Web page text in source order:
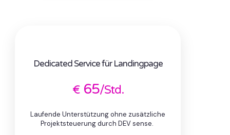
Dedicated Service für Landingpage
€65/Std.
Laufende Unterstützung ohne zusätzliche
Projektsteuerung durch DEV sense.